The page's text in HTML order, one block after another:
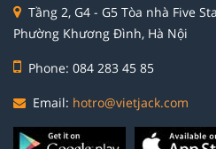
Tầng 2, G4 - G5 Tòa nhà Five
Phường Khương Đình, Hà Nội
Phone: 084 283 45 85
Email: hotro@vietjack.com